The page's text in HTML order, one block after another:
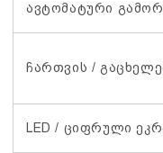
ავტომატური
ჩართვის /
LED / ციფრული